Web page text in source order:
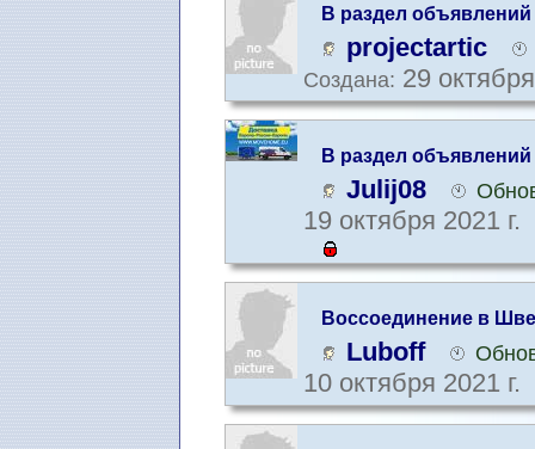
В раздел объявлений
projectartic
Создана: 29
В раздел объявлений
Julij08
19 октября 2021 г.
Воссоединение в
Luboff
10 октября 2021 г.